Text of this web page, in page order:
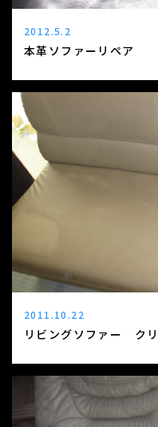
2012.5.2
本革ソファーリペア
2011.10.22
リビングソファー ク